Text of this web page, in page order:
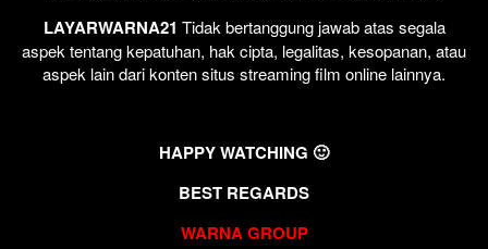
LAYARWARNA21 Tidak bertanggung jawab atas segala
aspek tentang kepatuhan, hak cipta, legalitas, kesopanan, atau
aspek lain dari konten situs streaming film online lainnya.
HAPPY WATCHING 🙂
BEST REGARDS
WARNA GROUP